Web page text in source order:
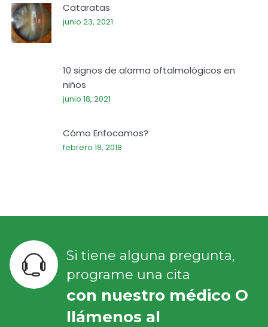
Cataratas
junio 23, 2021
10 signos de alarma oftalmológicos en
niños
junio 18, 2021
Cómo Enfocamos?
febrero 18, 2018
Si tiene alguna pregunta,
programe una cita
con nuestro médico O
llámenos al